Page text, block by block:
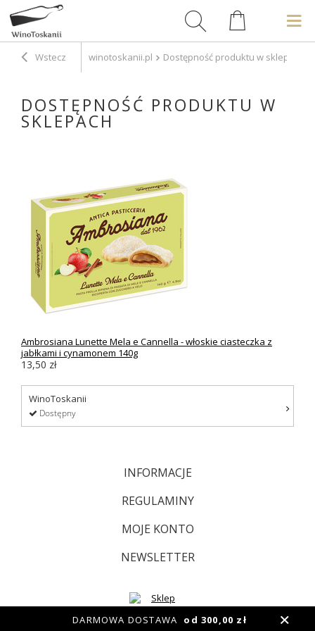
DARMOWA DOSTAWA od 300,00 zł
Wstecz winotoskanii.pl Dostępność produktu w sklepach
DOSTĘPNOŚĆ PRODUKTU W
SKLEPACH
Ambrosiana Lunette Mela e Cannella - włoskie ciasteczka z
jabłkami i cynamonem 140g
13,50 zł
WinoToskanii
Dostępny
INFORMACJE
REGULAMINY
MOJE KONTO
NEWSLETTER